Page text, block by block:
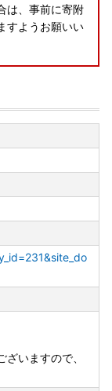
は、事前に寄附
すようお願いい
いますので、